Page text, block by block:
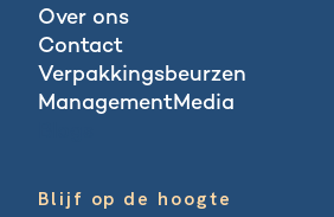
Over ons
Contact
Verpakkingsbeurzen
ManagementMedia
Blijf op de hoogte